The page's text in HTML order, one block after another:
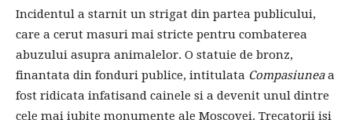
Incidentul a starnit un strigat din partea publicului,
care a cerut masuri mai stricte pentru combaterea
abuzului asupra animalelor. O statuie de bronz,
finantata din fonduri publice, intitulata Compasiuneaa
fost ridicata infatisand cainele si a devenit unul dintre
cele mai iubite monumente ale Moscovei. Trecatorii isi